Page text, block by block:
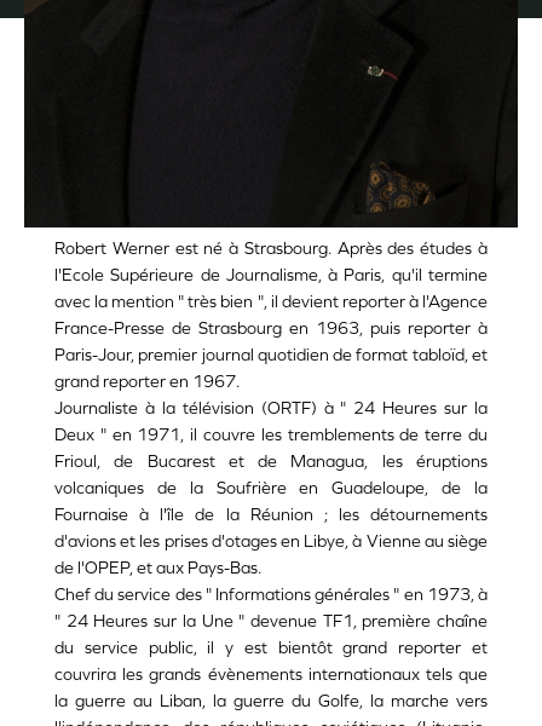
Robert Werner est né à Strasbourg. Après des études à
l'Ecole Supérieure de Journalisme, à Paris, qu'il termine
avec la mention " très bien ", il devient reporter à l'Agence
France-Presse de Strasbourg en 1963, puis reporter à
Paris-Jour, premier journal quotidien de format tabloïd, et
grand reporter en 1967.
Journaliste à la télévision (ORTF) à " 24 Heures sur la
Deux " en 1971, il couvre les tremblements de terre du
Frioul, de Bucarest et de Managua, les éruptions
volcaniques de la Soufrière en Guadeloupe, de la
Fournaise à l'île de la Réunion ; les détournements
d'avions et les prises d'otages en Libye, à Vienne au siège
de l'OPEP, et aux Pays-Bas.
Chef du service des " Informations générales " en 1973, à
" 24 Heures sur la Une " devenue TF1, première chaîne
du service public, il y est bientôt grand reporter et
couvrira les grands évènements internationaux tels que
la guerre au Liban, la guerre du Golfe, la marche vers